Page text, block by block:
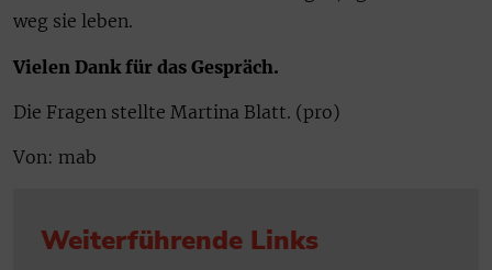
weg sie leben.
Vielen Dank für das Gespräch.
Die Fragen stellte Martina Blatt. (pro)
Von: mab
Weiterführende Links